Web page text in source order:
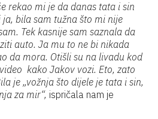
rekao mi je da danas tata i sin
bila sam tužna što mi nije
Tek kasnije sam saznala da
auto. Ja mu to ne bi nikada
da mora. Otišli su na livadu kod
kako Jakov vozi. Eto, zato
je „vožnja što dijele je tata i sin,
za mir“, ispričala nam je